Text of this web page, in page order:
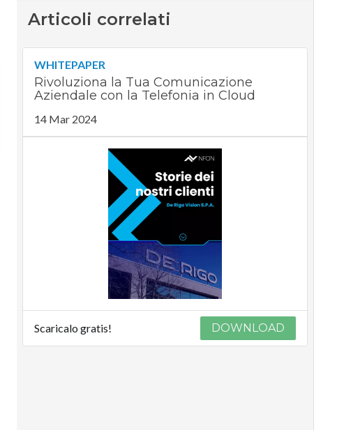
Articoli correlati
WHITEPAPER
Rivoluziona la Tua Comunicazione
Aziendale con la Telefonia in Cloud
14 Mar 2024
Scaricalo gratis! DOWNLOAD